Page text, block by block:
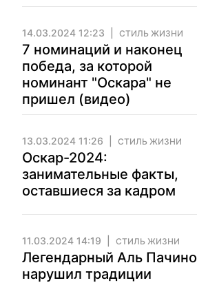
14.03.2024 12:23 СТИЛЬ ЖИЗНИ
7 номинаций и наконец
победа, за которой
номинант "Оскара" не
пришел (видео)
13.03.2024 11:26 СТИЛЬ ЖИЗНИ
Оскар-2024:
занимательные факты,
оставшиеся за кадром
11.03.2024 14:19 СТИЛЬ ЖИЗНИ
Легендарный Аль Пачино
нарушил традиции